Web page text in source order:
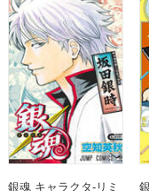
銀魂 キャラクタ-リミ